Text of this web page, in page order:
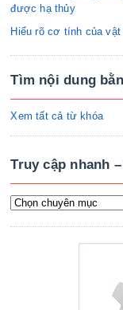
được hạ thủy
Hiểu rõ cơ tính của
Tìm nội dung
Xem tất cả từ khóa
Truy cập nhanh